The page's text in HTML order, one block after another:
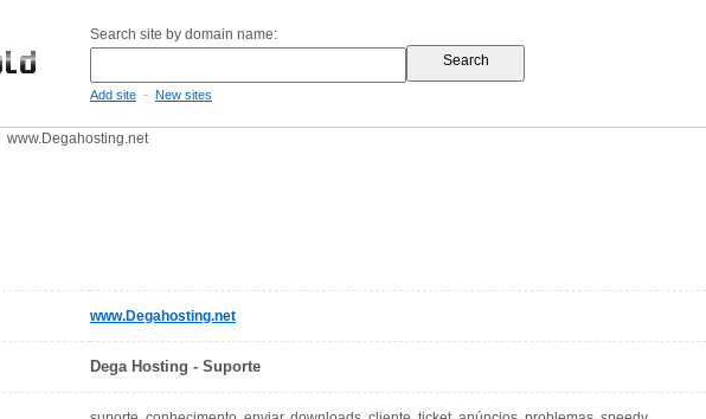
Search site by domain name:
Add site - New sites
www.Degahosting.net
www.Degahosting.net
Dega Hosting - Suporte